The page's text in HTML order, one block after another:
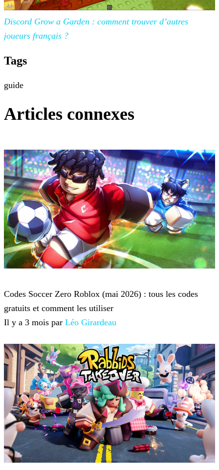
Discord Grow a Garden : comment trouver d’autres
joueurs français ?
Tags
guide
Articles connexes
Codes Soccer Zero Roblox (mai 2026) : tous les codes
gratuits et comment les utiliser
Il y a 3 mois par Léo Girardeau